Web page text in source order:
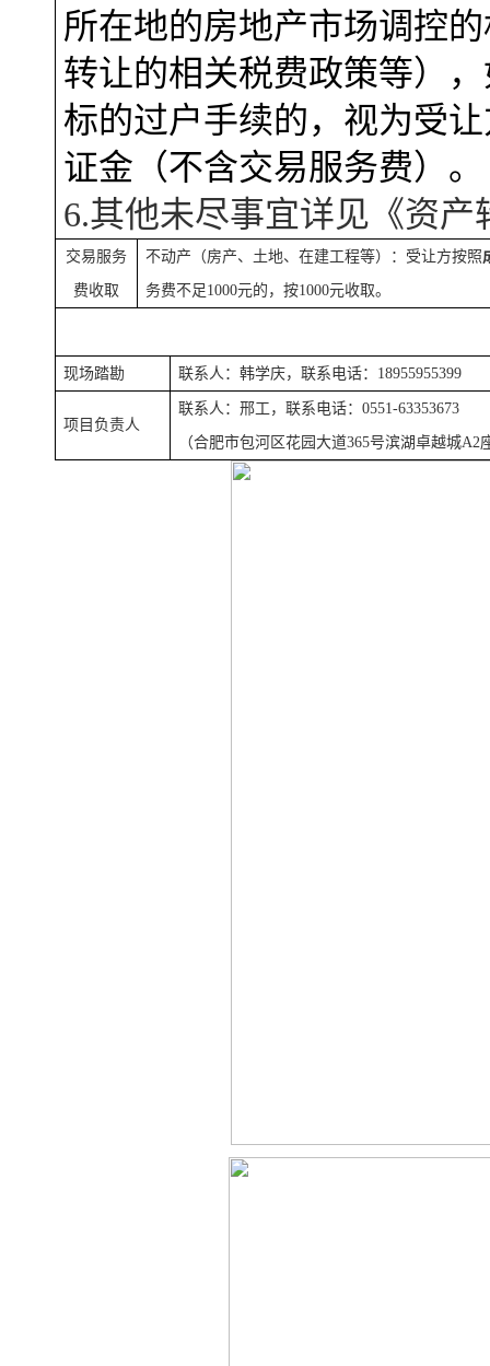
所在地的房地产市场调控
转让的相关税费政策等）
标的过户手续的，视为受
证金（不含交易服务费）。
6.其他未尽事宜详见《资产
交易服务
费收取
不动产（房产、土地、在建工程等）：受让方按照
务费不足1000元的，按1000元收取。
现场踏勘 联系人：韩学庆，联系电话：18955955399
项目负责人
联系人：邢工，联系电话：0551-63353673
（合肥市包河区花园大道365号滨湖卓越城A2